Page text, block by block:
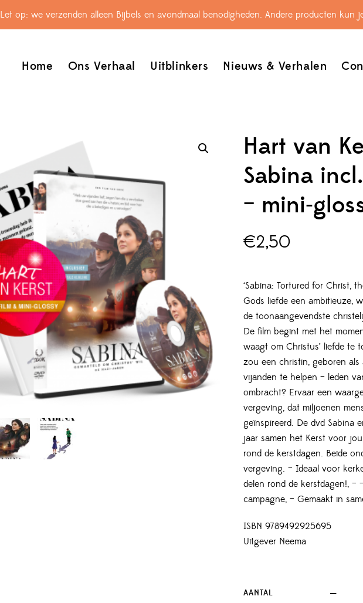
Let op: we verzenden alleen Bijbels en avondmaal benodigheden. Andere producten kun
Home Ons Verhaal Uitblinkers Nieuws & Verhalen
Hart van
Sabina
– mini-
€2,50
‘Sabina: Tortured for Christ,
Gods liefde een ambitieuze,
de toonaangevendste
De film begint met het
waagt om Christus’ liefde te
zou een christin, geboren
vijanden te helpen – leden
ombracht? Ervaar een
vergeving, dat miljoenen
geïnspireerd. De dvd Sabina
jaar samen het Kerst voor
rond de kerstdagen. Beide
vergeving. – Ideaal voor
delen rond de kerstdagen!, –
campagne, – Gemaakt in
ISBN 9789492925695
Uitgever Neema
AANTAL